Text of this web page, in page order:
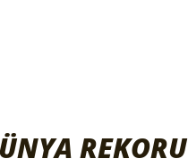
REKORU